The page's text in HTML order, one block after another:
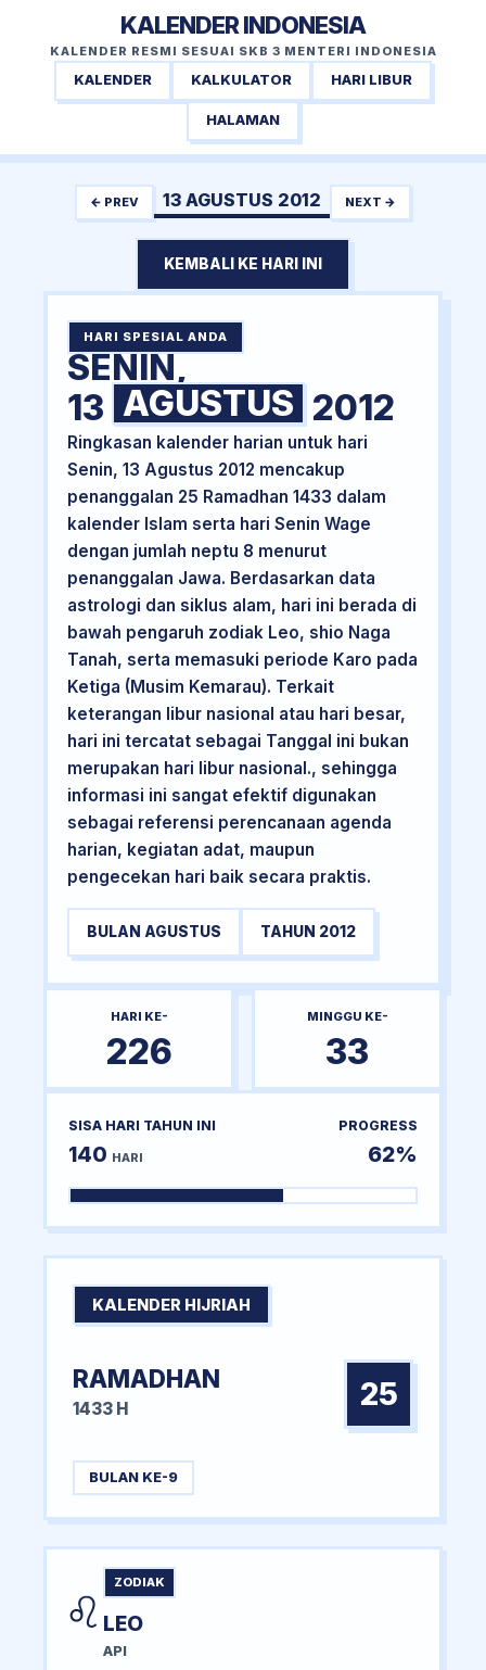
KALENDER INDONESIA
KALENDER RESMI SESUAI SKB 3 MENTERI INDONESIA
KALENDER KALKULATOR HARI LIBUR
HALAMAN
← PREV 13 AGUSTUS 2012 NEXT →
KEMBALI KE HARI INI
HARI SPESIAL ANDA
SENIN,
13 AGUSTUS 2012
Ringkasan kalender harian untuk hari
Senin, 13 Agustus 2012 mencakup
penanggalan 25 Ramadhan 1433 dalam
kalender Islam serta hari Senin Wage
dengan jumlah neptu 8 menurut
penanggalan Jawa. Berdasarkan data
astrologi dan siklus alam, hari ini berada di
bawah pengaruh zodiak Leo, shio Naga
Tanah, serta memasuki periode Karo pada
Ketiga (Musim Kemarau). Terkait
keterangan libur nasional atau hari besar,
hari ini tercatat sebagai Tanggal ini bukan
merupakan hari libur nasional., sehingga
informasi ini sangat efektif digunakan
sebagai referensi perencanaan agenda
harian, kegiatan adat, maupun
pengecekan hari baik secara praktis.
BULAN AGUSTUS TAHUN 2012
HARI KE-
226
MINGGU KE-
33
SISA HARI TAHUN INI
140 HARI
PROGRESS
62%
KALENDER HIJRIAH
RAMADHAN
1433 H 25
BULAN KE-9
♌
ZODIAK
LEO
API